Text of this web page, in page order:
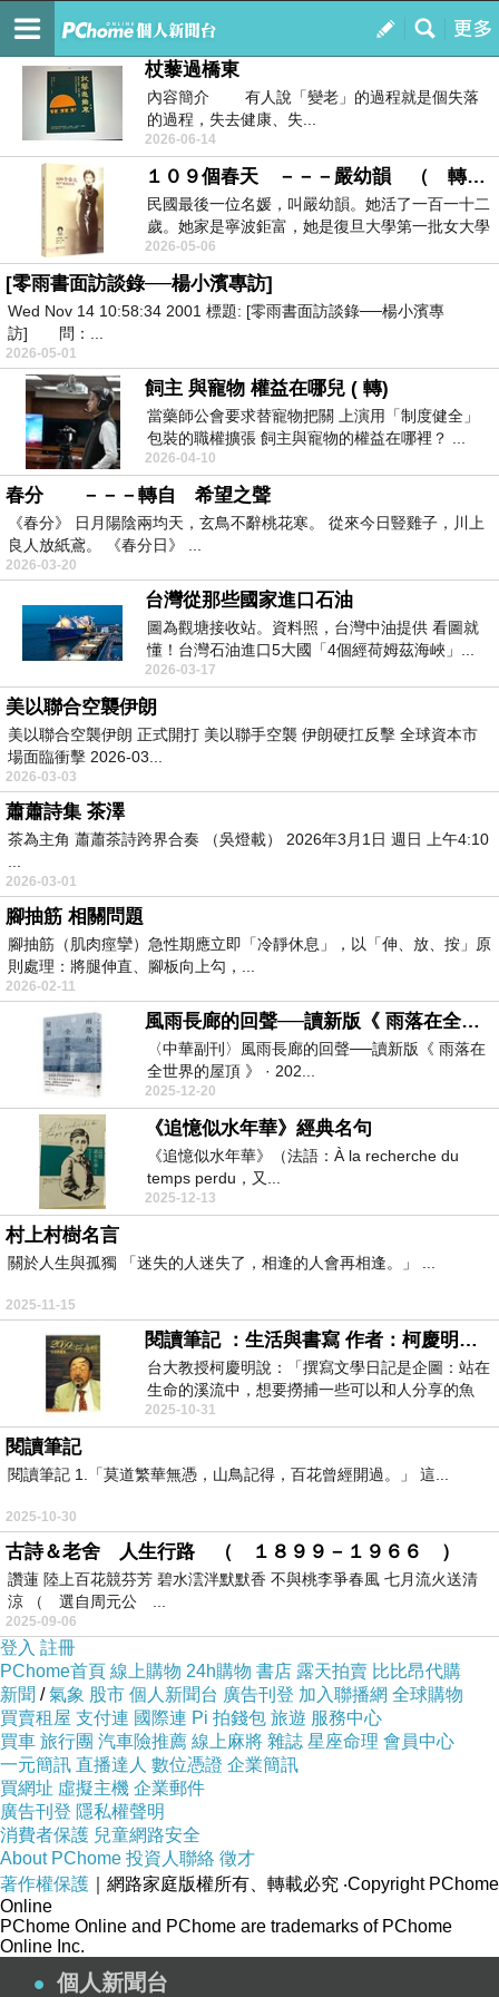
我的
訂閱
荷塘詩韻 二
杖藜過橋東
內容簡介 有人說「變老」的過程就是個失落
的過程，失去健康、失...
2026-06-14
１０９個春天 －－－嚴幼韻 （ 轉 ）
民國最後一位名媛，叫嚴幼韻。她活了一百一十二
歲。她家是寧波鉅富，她是復旦大學第一批女大學
生。她開...
2026-05-06
[零雨書面訪談錄──楊小濱專訪]
Wed Nov 14 10:58:34 2001 標題: [零雨書面訪談錄──楊小濱專
訪] 問：...
2026-05-01
飼主 與寵物 權益在哪兒 ( 轉)
當藥師公會要求替寵物把關 上演用「制度健全」
包裝的職權擴張 飼主與寵物的權益在哪裡？ ...
2026-04-10
春分 －－－轉自 希望之聲
《春分》 日月陽陰兩均天，玄鳥不辭桃花寒。 從來今日豎雞子，川上
良人放紙鳶。 《春分日》 ...
2026-03-20
台灣從那些國家進口石油
圖為觀塘接收站。資料照，台灣中油提供 看圖就
懂！台灣石油進口5大國「4個經荷姆茲海峽」...
2026-03-17
美以聯合空襲伊朗
美以聯合空襲伊朗 正式開打 美以聯手空襲 伊朗硬扛反擊 全球資本市
場面臨衝擊 2026-03...
2026-03-03
蕭蕭詩集 茶澤
茶為主角 蕭蕭茶詩跨界合奏 （吳燈載） 2026年3月1日 週日 上午4:10
2026-03-01
腳抽筋 相關問題
腳抽筋（肌肉痙攣）急性期應立即「冷靜休息」，以「伸、放、按」原
則處理：將腿伸直、腳板向上勾，...
2026-02-11
風雨長廊的回聲──讀新版《 雨落在全世界的屋頂 》
〈中華副刊〉風雨長廊的回聲──讀新版《 雨落在
全世界的屋頂 》 · 202...
2025-12-20
《追憶似水年華》經典名句
《追憶似水年華》（法語：À la recherche du
temps perdu，又...
2025-12-13
村上村樹名言
關於人生與孤獨 「迷失的人迷失了，相逢的人會再相逢。」 ...
2025-11-15
閱讀筆記 ：生活與書寫 作者：柯慶明教授
台大教授柯慶明說：「撰寫文學日記是企圖：站在
生命的溪流中，想要撈捕一些可以和人分享的魚
蝦；或者撿拾...
2025-10-31
閱讀筆記
閱讀筆記 1.「莫道繁華無憑，山鳥記得，百花曾經開過。」 這...
2025-10-30
古詩＆老舍 人生行路 （ １８９９－１９６６ ）
讚蓮 陸上百花競芬芳 碧水澐泮默默香 不與桃李爭春風 七月流火送清
涼 （ 選自周元公 ...
2025-09-06
登入 註冊
PChome首頁 線上購物 24h購物 書店 露天拍賣 比比昂代購
新聞 /氣象 股市 個人新聞台 廣告刊登 加入聯播網 全球購物
買賣租屋 支付連 國際連 Pi 拍錢包 旅遊 服務中心
買車 旅行團 汽車險推薦 線上麻將 雜誌 星座命理 會員中心
一元簡訊 直播達人 數位憑證 企業簡訊
買網址 虛擬主機 企業郵件
廣告刊登 隱私權聲明
消費者保護 兒童網路安全
About PChome 投資人聯絡 徵才
著作權保護 ｜網路家庭版權所有、轉載必究 ‧Copyright PChome
Online
PChome Online and PChome are trademarks of PChome
Online Inc.
個人新聞台